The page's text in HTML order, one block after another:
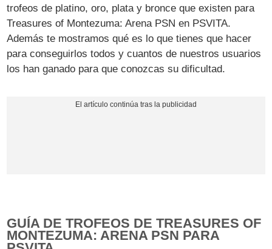
trofeos de platino, oro, plata y bronce que existen para
Treasures of Montezuma: Arena PSN en PSVITA.
Además te mostramos qué es lo que tienes que hacer
para conseguirlos todos y cuantos de nuestros usuarios
los han ganado para que conozcas su dificultad.
GUÍA DE TROFEOS DE TREASURES OF
MONTEZUMA: ARENA PSN PARA